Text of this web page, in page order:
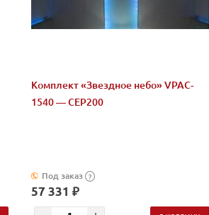
Комплект «Звездное небо» VPAC-
1540 — CEP200
Под заказ ?
57 331 ₽